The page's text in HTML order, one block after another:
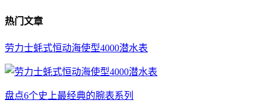
热门文章
劳力士蚝式恒动海使型4000潜水表
盘点6个史上最经典的腕表系列